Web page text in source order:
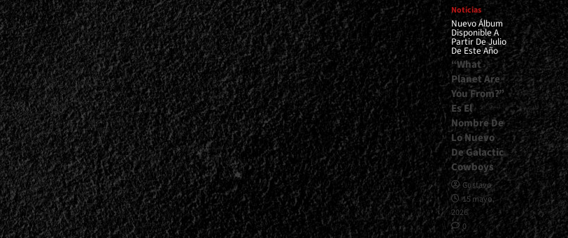
Noticias
Nuevo Álbum
Disponible A
Partir De Julio
De Este Año
“What
Planet Are
You From?”
Es El
Nombre De
Lo Nuevo
De Galactic
Cowboys
Gustavo
15 mayo,
2026
0